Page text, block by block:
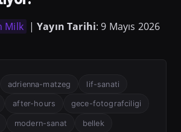
Milk |Yayın Tarihi: 9 Mayıs 2026
adrienna-matzeg lif-sanati
after-hours gece-fotografciligi
modern-sanat bellek